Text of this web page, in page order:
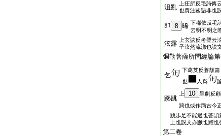
沮亂
上㽵所反毛詩傳
也賈注國語非也
即 8 晞 下稀依反毛
云明不明之
泫露
上玄詃反考聲云
子泫然流涕也説
彌勒菩薩所問經
乞
下葛𦫿反蒼頡篇
也
人爲
躑跳
上 10
呈劇反
踦也或作蹢古今
跳歩足不能過也蒼頡
上也説文亦蹶也躍
第二卷